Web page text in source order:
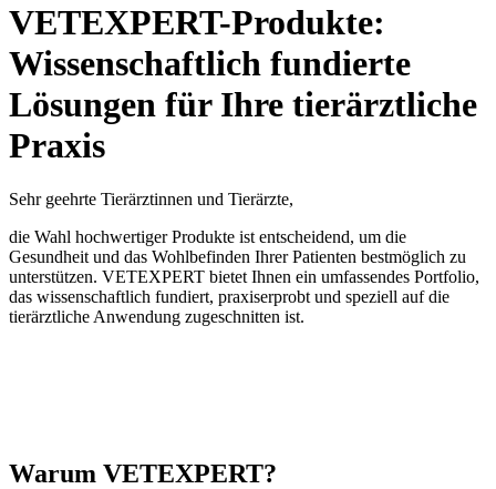
VETEXPERT-Produkte:
Wissenschaftlich fundierte
Lösungen für Ihre tierärztliche
Praxis
Sehr geehrte Tierärztinnen und Tierärzte,
die Wahl hochwertiger Produkte ist entscheidend, um die
Gesundheit und das Wohlbefinden Ihrer Patienten bestmöglich zu
unterstützen. VETEXPERT bietet Ihnen ein umfassendes Portfolio,
das wissenschaftlich fundiert, praxiserprobt und speziell auf die
tierärztliche Anwendung zugeschnitten ist.
Warum VETEXPERT?